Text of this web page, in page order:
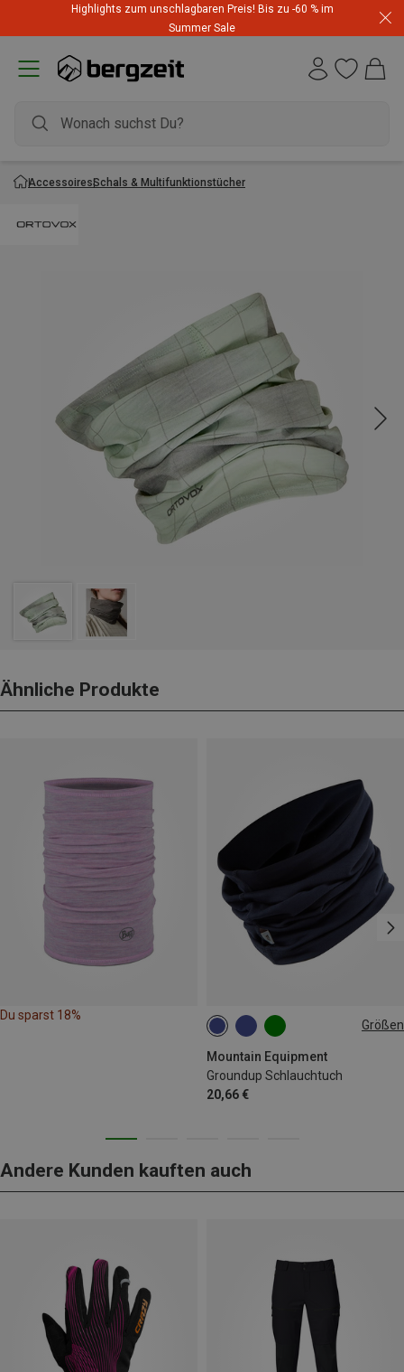
Highlights zum unschlagbaren Preis! Bis zu -60 % im
Summer Sale
AccessoiresSchals & Multifunktionstücher
Ähnliche Produkte
Du sparst 18%
Größen
Mountain Equipment
Groundup Schlauchtuch
20,66 €
ONE SIZE
Andere Kunden kauften auch